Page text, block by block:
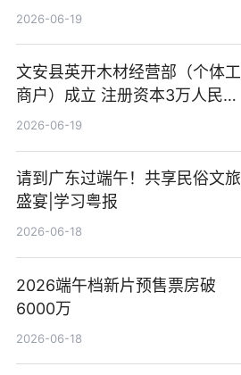
前沿热点
2026-06-19
文安县英开木材经营部（个体工
商户）成立 注册资本3万人民币
新要闻
2026-06-19
请到广东过端午！共享民俗文旅
盛宴|学习粤报
2026-06-18
2026端午档新片预售票房破
6000万
2026-06-18